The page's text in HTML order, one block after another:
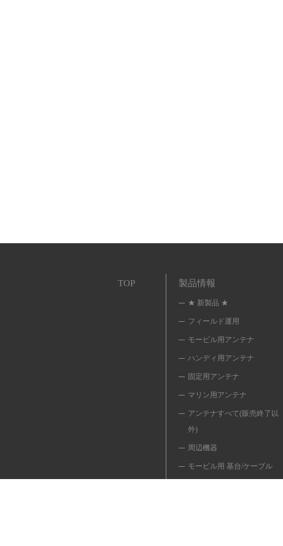
TOP 製品情報
★ 新製品 ★
フィールド運用
モービル用アンテナ
ハンディ用アンテナ
固定用アンテナ
マリン用アンテナ
アンテナすべて(販売終了以
外)
周辺機器
モービル用 基台/ケーブル